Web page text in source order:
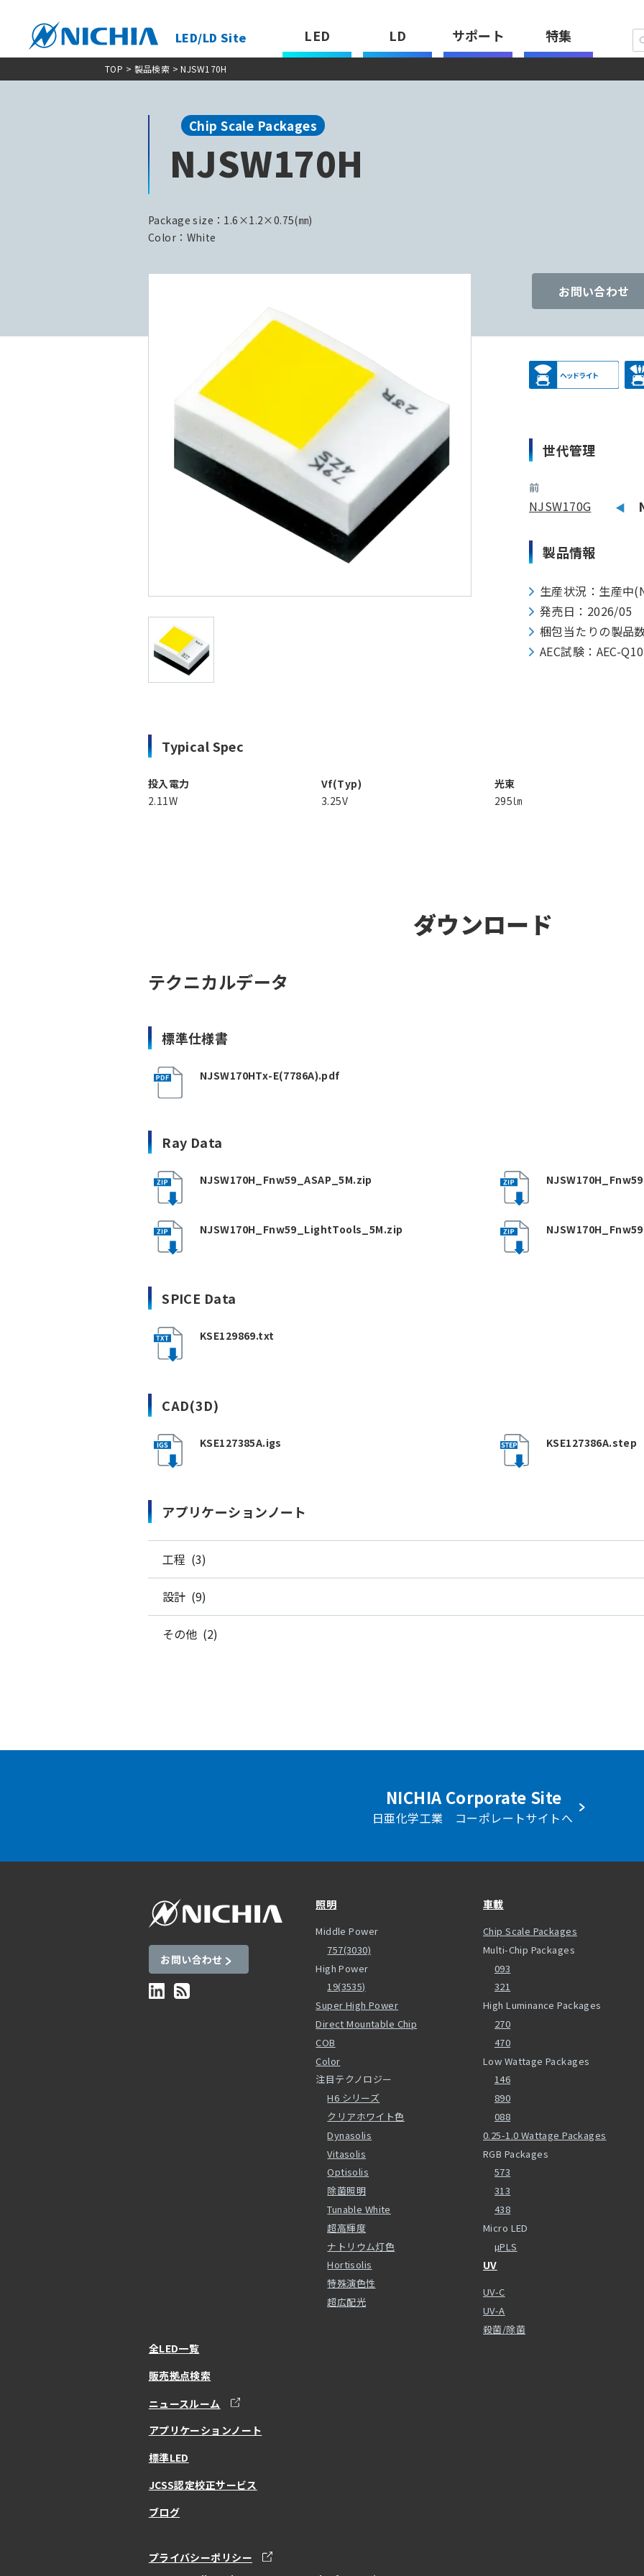
LED/LD Site LED LD サポート 特集
TOP > 製品検索 > NJSW170H
Chip Scale Packages
NJSW170H
Package size：1.6×1.2×0.75(㎜)
Color：White
お問い合わせ
世代管理
前
NJSW170G
製品情報
生産状況：生産中
発売日：2026/05
梱包当たりの製品
AEC試験：AEC-
Typical Spec
投入電力
2.11W
Vf(Typ)
3.25V
光束
295㏐
ダウンロード
テクニカルデータ
標準仕様書
NJSW170HTx-E(7786A).pdf
Ray Data
NJSW170H_Fnw59_ASAP_5M.zip
NJSW170H_Fnw59_LightTools_5M.zip
SPICE Data
KSE129869.txt
CAD(3D)
KSE127385A.igs KSE127386A.step
アプリケーションノート
工程 (3)
設計 (9)
その他 (2)
NICHIA Corporate Site
日亜化学工業 コーポレートサイトへ
お問い合わせ
照明
Middle Power
757(3030)
High Power
19(3535)
Super High Power
Direct Mountable Chip
COB
Color
注目テクノロジー
H6 シリーズ
クリアホワイト色
Dynasolis
Vitasolis
Optisolis
除菌照明
Tunable White
超高輝度
ナトリウム灯色
Hortisolis
特殊演色性
超広配光
車載
Chip Scale Packages
Multi-Chip Packages
093
321
High Luminance Packages
270
470
Low Wattage Packages
146
890
088
0.25-1.0 Wattage Packages
RGB Packages
573
313
438
Micro LED
µPLS
UV
UV-C
UV-A
殺菌/除菌
全LED一覧
販売拠点検索
ニュースルーム
アプリケーションノート
標準LED
JCSS認定校正サービス
ブログ
プライバシーポリシー